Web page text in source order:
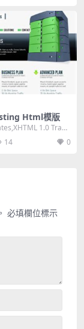
Html模版
1.0 Trans
14 0
必填欄位標示